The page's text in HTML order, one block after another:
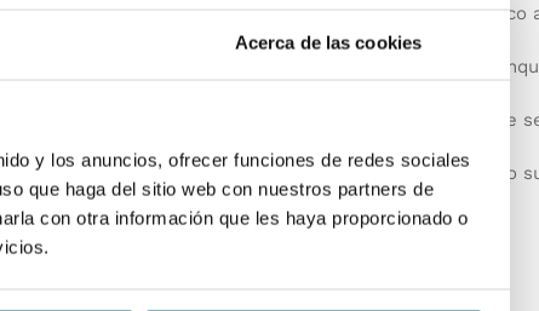
Acerca de las cookies
y los anuncios, ofrecer funciones de redes sociales
que haga del sitio web con nuestros partners de
con otra información que les haya proporcionado o
gama completa de servicios, incluyendo soporte técnico
y ofrecen una gama completa de servicios.
pueden brindar soporte integral a los clientes.
y pueden ofrecer una gama adecuada de
superiores.
para vender y brindar soporte a sus productos, pero